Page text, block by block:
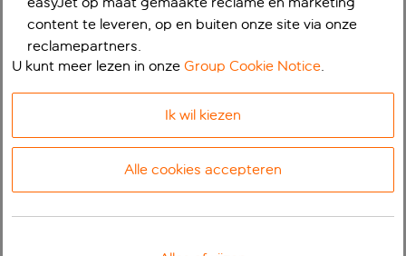
content te leveren, op en buiten onze site via onze
reclamepartners.
U kunt meer lezen in onzeGroup Cookie Notice.
Ik wil kiezen
Alle cookies accepteren